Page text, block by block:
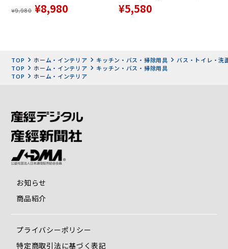
¥9,980 ¥8,980 ¥5,580
TOP ホーム・インテリア キッチン・バス・掃除用具
バス・トイレ・洗
TOP
ホーム・インテリア
キッチン・バス・掃除用具
TOP
ホーム・インテリア
お知らせ
商品紹介
プライバシーポリシー
特定商取引法に基づく表記